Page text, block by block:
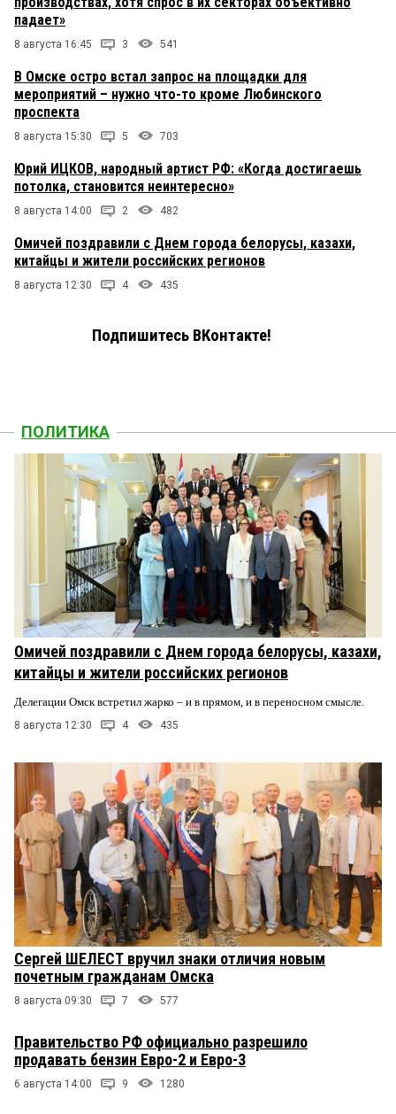
падает»
8 августа 16:45 3 541
В Омске остро встал запрос на площадки для
мероприятий – нужно что-то кроме Любинского
проспекта
8 августа 15:30 5 703
Юрий ИЦКОВ, народный артист РФ: «Когда достигаешь
потолка, становится неинтересно»
8 августа 14:00 2 482
Омичей поздравили с Днем города белорусы, казахи,
китайцы и жители российских регионов
8 августа 12:30 4 435
Подпишитесь ВКонтакте!
ПОЛИТИКА
Омичей поздравили с Днем города белорусы, казахи,
китайцы и жители российских регионов
Делегации Омск встретил жарко – и в прямом, и в переносном смысле.
8 августа 12:30 4 435
Сергей ШЕЛЕСТ вручил знаки отличия новым
почетным гражданам Омска
8 августа 09:30 7 577
Правительство РФ официально разрешило
продавать бензин Евро-2 и Евро-3
6 августа 14:00 9 1280